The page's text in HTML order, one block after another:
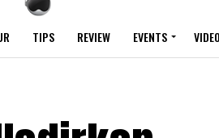
TIPS REVIEW EVENTS